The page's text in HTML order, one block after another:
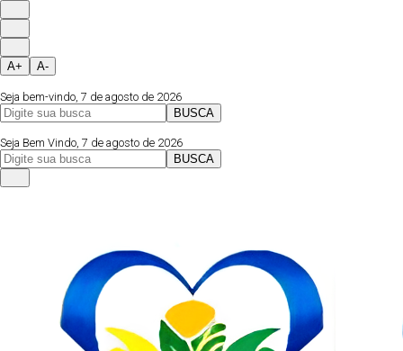
A+ A-
Seja bem-vindo, 7 de agosto de 2026
BUSCA
Seja Bem Vindo, 7 de agosto de 2026
BUSCA